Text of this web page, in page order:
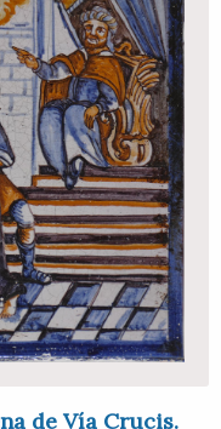
de Vía Crucis.